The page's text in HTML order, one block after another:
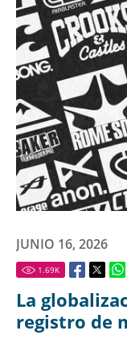
JUNIO 16, 2026
1.69K
La
registro de